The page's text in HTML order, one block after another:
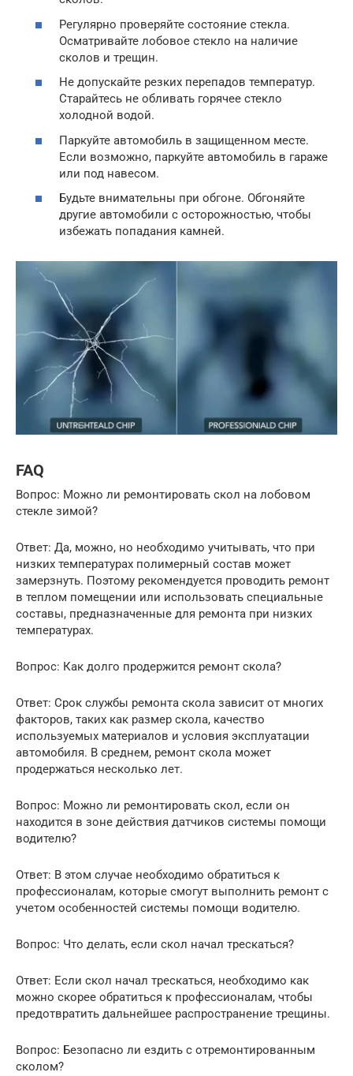
Регулярно проверяйте состояние стекла.
Осматривайте лобовое стекло на наличие
сколов и трещин.
Не допускайте резких перепадов температур.
Старайтесь не обливать горячее стекло
холодной водой.
Паркуйте автомобиль в защищенном месте.
Если возможно, паркуйте автомобиль в гараже
или под навесом.
Будьте внимательны при обгоне. Обгоняйте
другие автомобили с осторожностью, чтобы
избежать попадания камней.
FAQ
Вопрос: Можно ли ремонтировать скол на лобовом
стекле зимой?
Ответ: Да, можно, но необходимо учитывать, что при
низких температурах полимерный состав может
замерзнуть. Поэтому рекомендуется проводить ремонт
в теплом помещении или использовать специальные
составы, предназначенные для ремонта при низких
температурах.
Вопрос: Как долго продержится ремонт скола?
Ответ: Срок службы ремонта скола зависит от многих
факторов, таких как размер скола, качество
используемых материалов и условия эксплуатации
автомобиля. В среднем, ремонт скола может
продержаться несколько лет.
Вопрос: Можно ли ремонтировать скол, если он
находится в зоне действия датчиков системы помощи
водителю?
Ответ: В этом случае необходимо обратиться к
профессионалам, которые смогут выполнить ремонт с
учетом особенностей системы помощи водителю.
Вопрос: Что делать, если скол начал трескаться?
Ответ: Если скол начал трескаться, необходимо как
можно скорее обратиться к профессионалам, чтобы
предотвратить дальнейшее распространение трещины.
Вопрос: Безопасно ли ездить с отремонтированным
сколом?